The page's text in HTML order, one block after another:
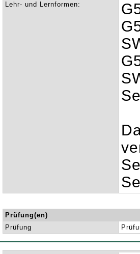
Lehr- und Lernformen:
Prüfung(en)
Prüfung